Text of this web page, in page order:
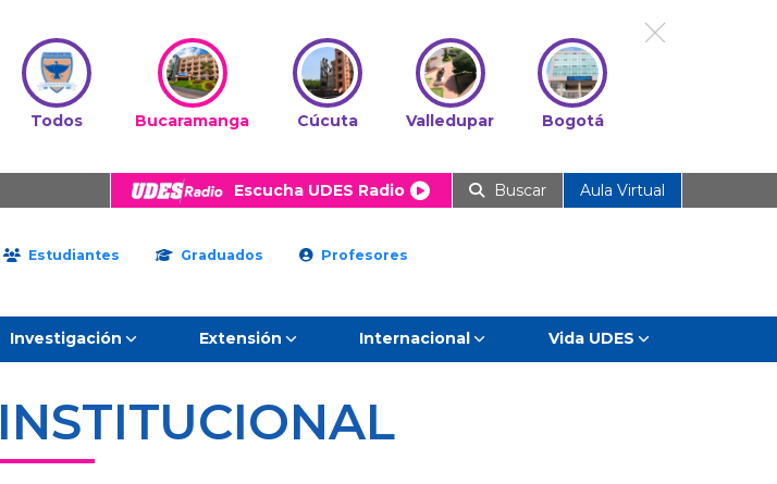
Todos Bucaramanga Cúcuta Valledupar Bogotá
Escucha UDES Radio Buscar Aula Virtual
Estudiantes Graduados Profesores
Investigación Extensión Internacional Vida UDES
INSTITUCIONAL